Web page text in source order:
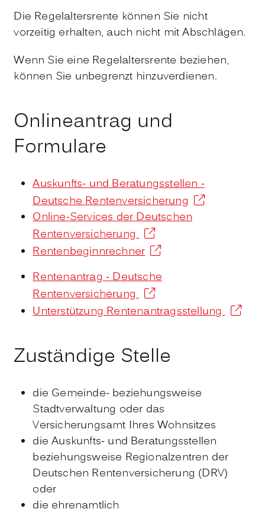
Die Regelaltersrente können Sie nicht
vorzeitig erhalten, auch nicht mit Abschlägen.
Wenn Sie eine Regelaltersrente beziehen,
können Sie unbegrenzt hinzuverdienen.
Onlineantrag und
Formulare
Auskunfts- und Beratungsstellen -
Deutsche Rentenversicherung
Online-Services der Deutschen
Rentenversicherung
Rentenbeginnrechner
Rentenantrag - Deutsche
Rentenversicherung
Unterstützung Rentenantragsstellung
Zuständige Stelle
die Gemeinde- beziehungsweise
Stadtverwaltung oder das
Versicherungsamt Ihres Wohnsitzes
die Auskunfts- und Beratungsstellen
beziehungsweise Regionalzentren der
Deutschen Rentenversicherung (DRV)
oder
die ehrenamtlich